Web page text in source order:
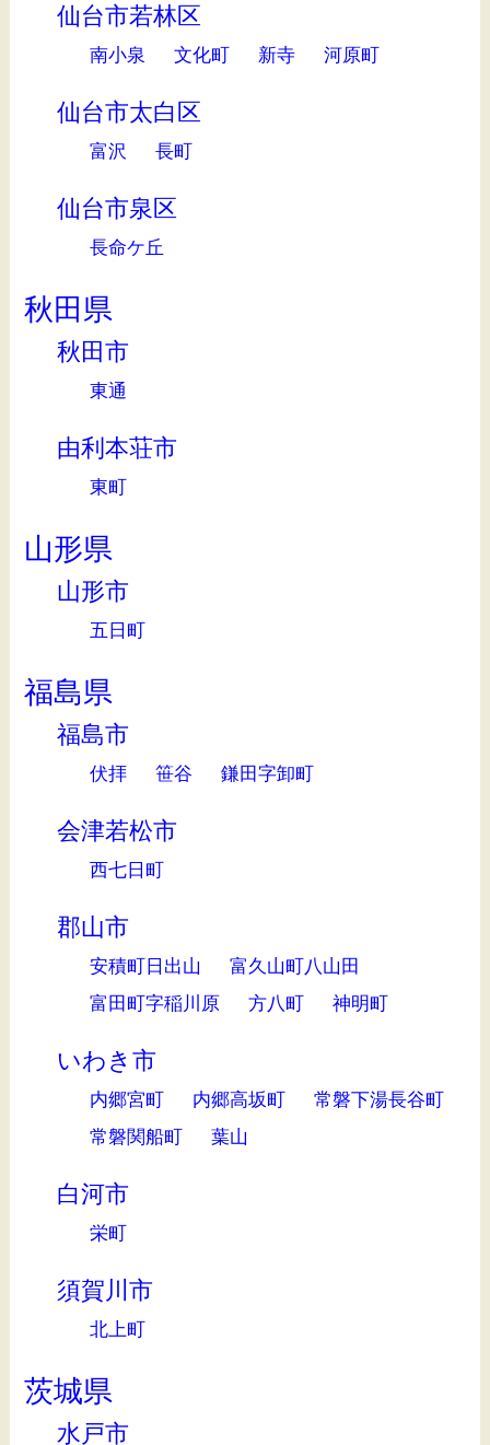
仙台市若林区
南小泉 文化町 新寺 河原町
仙台市太白区
富沢 長町
仙台市泉区
長命ケ丘
秋田県
秋田市
東通
由利本荘市
東町
山形県
山形市
五日町
福島県
福島市
伏拝 笹谷 鎌田字卸町
会津若松市
西七日町
郡山市
安積町日出山
富久山町八山田
富田町字稲川原
方八町 神明町
いわき市
内郷宮町 内郷高坂町
常磐下湯長谷町
常磐関船町
葉山
白河市
栄町
須賀川市
北上町
茨城県
水戸市